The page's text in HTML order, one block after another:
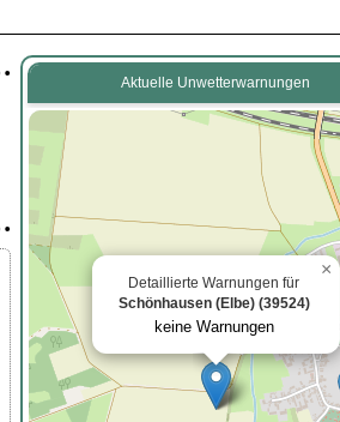
Aktuelle Unwetterwarnungen
Detaillierte Warnungen für
Schönhausen (Elbe) (39524)
keine Warnungen
×